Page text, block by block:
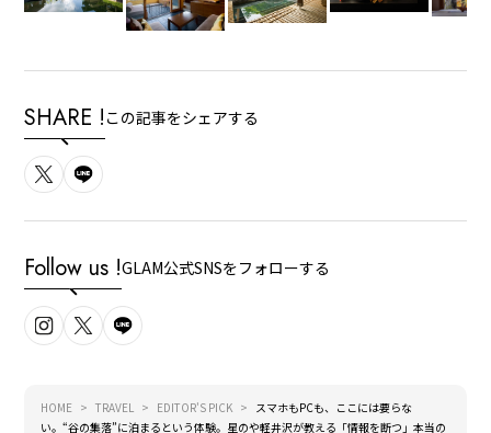
SHARE ! この記事をシェアする
Follow us !GLAM公式SNSをフォローする
HOME TRAVEL EDITOR'S PICK
スマホもPCも、ここには要らな
い。“谷の集落”に泊まるという体験。星のや軽井沢が教える「情報を断つ」本当の